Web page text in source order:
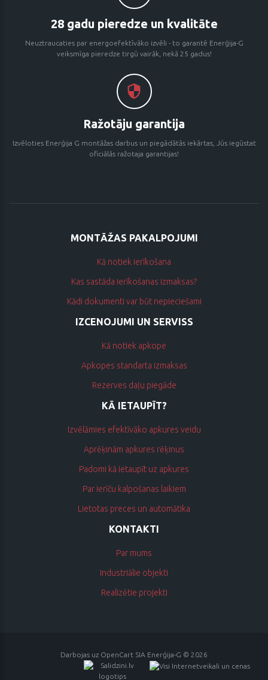
28 gadu pieredze un kvalitāte
Neuztraucaties par energoefektīvāko izvēli - to garantē Enerģija-G
veiksmīga pieredze tirgū vairāk, nekā 25 gadus!
Ražotāju garantija
Izvēloties Enerģija G montāžas darbus un piegādātās iekārtas, Jūs iegūstat
oficiālās ražotaja garantijas!
MONTĀŽAS PAKALPOJUMI
Kā notiek ierīkošana
Kas sastāda ierīkošanas izmaksas?
Kādi dokumenti var būt nepieciešami
IZCENOJUMI UN SERVISS
Kā notiek apkope
Apkopes standarta izmaksas
Rezerves daļu piegāde
KĀ IETAUPĪT?
Izvēlāmies efektīvāko apkures veidu
Aprēķinām apkures rēķinus
Padomi kā ietaupīt uz apkures
Par ierīču kalpošanas laikiem
Lietotas preces un automātika
KONTAKTI
Par mums
Industriālie objekti
Realizētie projekti
Darbojas uz OpenCart SIA Enerģija-G © 2026